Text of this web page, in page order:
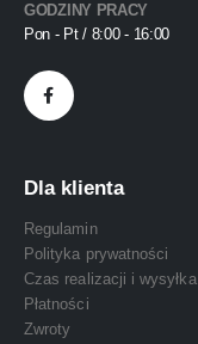
GODZINY PRACY
Pon - Pt / 8:00 - 16:00
Dla klienta
Regulamin
Polityka prywatności
Czas realizacji i wysyłka
Płatności
Zwroty